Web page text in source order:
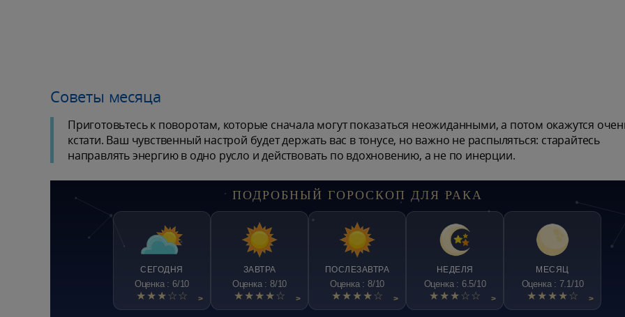
Советы месяца
Приготовьтесь к поворотам, которые сначала могут показаться неожиданными, а потом окажутся
кстати. Ваш чувственный настрой будет держать вас в тонусе, но важно не распыляться: старайтесь
направлять энергию в одно русло и действовать по вдохновению, а не по инерции.
ПОДРОБНЫЙ ГОРОСКОП ДЛЯ РАКА
СЕГОДНЯ
Оценка : 6/10
★★★☆☆ >
ЗАВТРА
Оценка : 8/10
★★★★☆ >
ПОСЛЕЗАВТРА
Оценка : 8/10
★★★★☆ >
НЕДЕЛЯ
Оценка : 6.5/10
★★★☆☆ >
МЕСЯЦ
Оценка : 7.1/10
★★★★☆ >